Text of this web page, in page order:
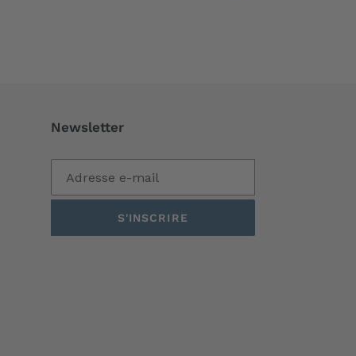
Newsletter
S'INSCRIRE